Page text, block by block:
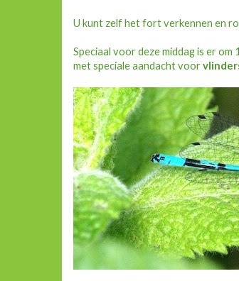
U kunt zelf het fort verkennen en
Speciaal voor deze middag is er
met speciale aandacht voor